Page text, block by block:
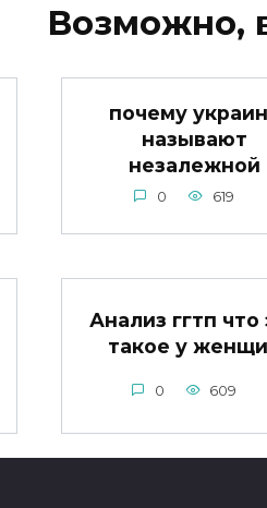
Возможно,
почему
называют
незалежной
0 619
Анализ ггтп что
такое у
0 609